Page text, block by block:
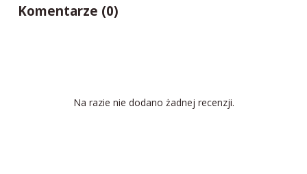
Komentarze (0)
Na razie nie dodano żadnej recenzji.